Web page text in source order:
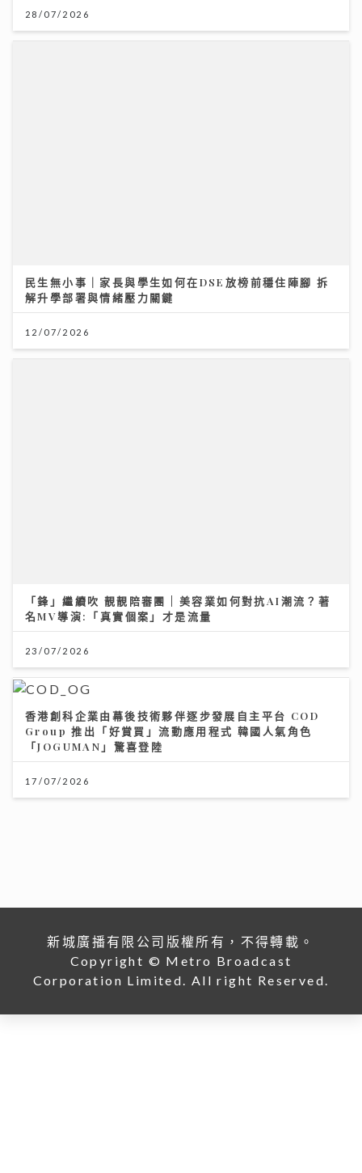
28/07/2026
民生無小事｜家長與學生如何在DSE放榜前穩住陣腳 拆
解升學部署與情緒壓力關鍵
12/07/2026
「鋒」繼續吹 靚靚陪審團 | 美容業如何對抗AI潮流？著
名MV導演:「真實個案」才是流量
23/07/2026
香港創科企業由幕後技術夥伴逐步發展自主平台 COD
Group 推出「好賞買」流動應用程式 韓國人氣角色
「JOGUMAN」驚喜登陸
17/07/2026
新城廣播有限公司版權所有，不得轉載。
Copyright © Metro Broadcast
Corporation Limited. All right Reserved.